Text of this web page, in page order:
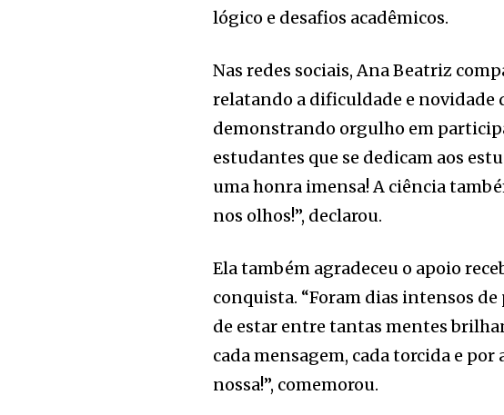
lógico e desafios acadêmicos.
Nas redes sociais, Ana Beatriz
relatando a dificuldade e novidade
demonstrando orgulho em
estudantes que se dedicam aos
uma honra imensa! A ciência
nos olhos!”, declarou.
Ela também agradeceu o apoio
conquista. “Foram dias intensos de
de estar entre tantas mentes
cada mensagem, cada torcida e
nossa!”, comemorou.